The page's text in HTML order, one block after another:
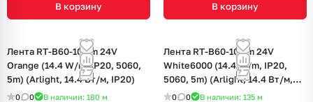
В корзину В корзину
Лента RT-B60-10mm 24V
Orange (14.4 W/m, IP20, 5060,
5m) (Arlight, 14.4 Вт/м, IP20)
0 0 В наличии: 180 м
Лента RT-B60-10mm 24V
White6000 (14.4 W/m, IP20,
5060, 5m) (Arlight, 14.4 Вт/м,
IP20)
0 0 В наличии: 135 м